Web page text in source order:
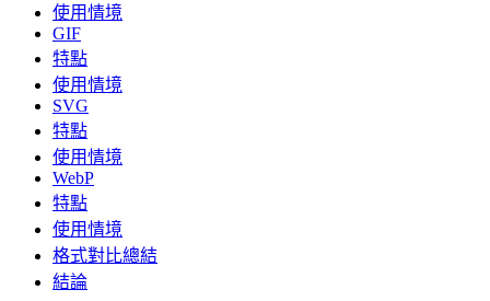
使用情境
GIF
特點
使用情境
SVG
特點
使用情境
WebP
特點
使用情境
格式對比總結
結論